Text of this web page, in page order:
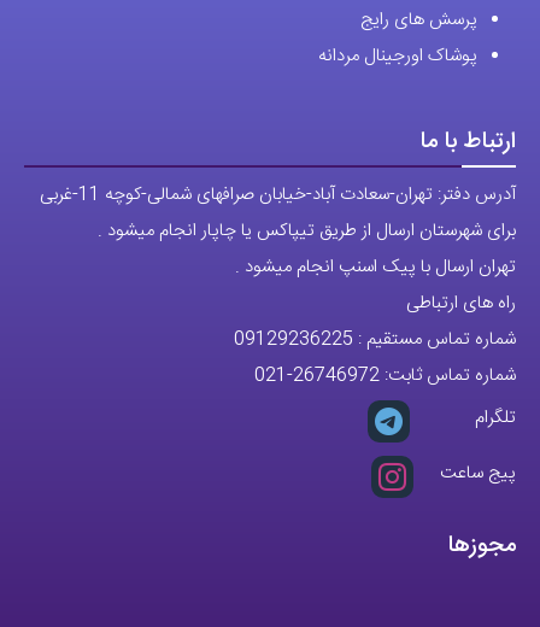
پرسش های رایج
پوشاک اورجینال مردانه
ارتباط با ما
آدرس دفتر: تهران-سعادت آباد-خیابان صرافهای شمالی-کوچه 11-غربی
برای شهرستان ارسال از طریق تیپاکس یا چاپار انجام میشود .
تهران ارسال با پیک اسنپ انجام میشود .
راه های ارتباطی
شماره تماس مستقیم : 09129236225
شماره تماس ثابت: 26746972
-021
تلگرام
پیج ساعت
مجوزها